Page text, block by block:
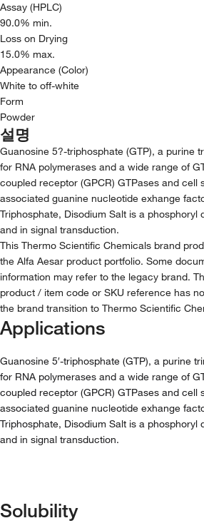
Assay (HPLC)
90.0% min.
Loss on Drying
15.0% max.
Appearance (Color)
White to off-white
Form
Powder
설명
Guanosine 5?-triphosphate (GTP), a purine
for RNA polymerases and a wide range of
coupled receptor (GPCR) GTPases and cell
associated guanine nucleotide exhange
Triphosphate, Disodium Salt is a phosphoryl
and in signal transduction.
This Thermo Scientific Chemicals brand
the Alfa Aesar product portfolio. Some
information may refer to the legacy brand.
product / item code or SKU reference has
the brand transition to Thermo Scientific
Applications
Guanosine 5′-triphosphate (GTP), a purine
for RNA polymerases and a wide range of
coupled receptor (GPCR) GTPases and cell
associated guanine nucleotide exhange
Triphosphate, Disodium Salt is a phosphoryl
and in signal transduction.
Solubility